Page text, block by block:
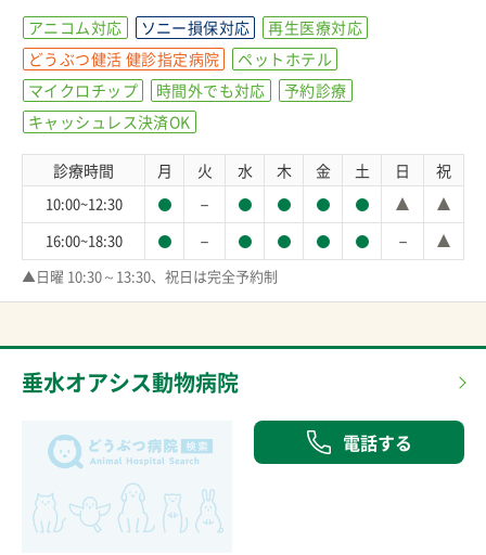
アニコム対応 ソニー損保対応
再生医療対応
どうぶつ健活 健診指定病院
ペットホテル
マイクロチップ
時間外でも対応
予約診療
キャッシュレス決済OK
診療時間 月 火 水 木 金 土 日 祝
10:00~12:30 －
16:00~18:30 － －
▲日曜 10:30～13:30、祝日は完全予約制
垂水オアシス動物病院
電話する